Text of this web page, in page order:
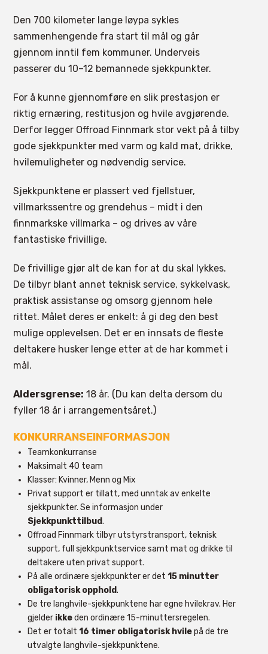
Den 700 kilometer lange løypa sykles
sammenhengende fra start til mål og går
gjennom inntil fem kommuner. Underveis
passerer du 10–12 bemannede sjekkpunkter.
For å kunne gjennomføre en slik prestasjon er
riktig ernæring, restitusjon og hvile avgjørende.
Derfor legger Offroad Finnmark stor vekt på å tilby
gode sjekkpunkter med varm og kald mat, drikke,
hvilemuligheter og nødvendig service.
Sjekkpunktene er plassert ved fjellstuer,
villmarkssentre og grendehus – midt i den
finnmarkske villmarka – og drives av våre
fantastiske frivillige.
De frivillige gjør alt de kan for at du skal lykkes.
De tilbyr blant annet teknisk service, sykkelvask,
praktisk assistanse og omsorg gjennom hele
rittet. Målet deres er enkelt: å gi deg den best
mulige opplevelsen. Det er en innsats de fleste
deltakere husker lenge etter at de har kommet i
mål.
Aldersgrense: 18 år. (Du kan delta dersom du
fyller 18 år i arrangementsåret.)
KONKURRANSEINFORMASJON
Teamkonkurranse
Maksimalt 40 team
Klasser: Kvinner, Menn og Mix
Privat support er tillatt, med unntak av enkelte
sjekkpunkter. Se informasjon under
Sjekkpunkttilbud.
Offroad Finnmark tilbyr utstyrstransport, teknisk
support, full sjekkpunktservice samt mat og drikke til
deltakere uten privat support.
På alle ordinære sjekkpunkter er det 15 minutter
obligatorisk opphold.
De tre langhvile-sjekkpunktene har egne hvilekrav. Her
gjelder ikkeden ordinære 15-minuttersregelen.
Det er totalt 16 timer obligatorisk hvilepå de tre
utvalgte langhvile-sjekkpunktene.